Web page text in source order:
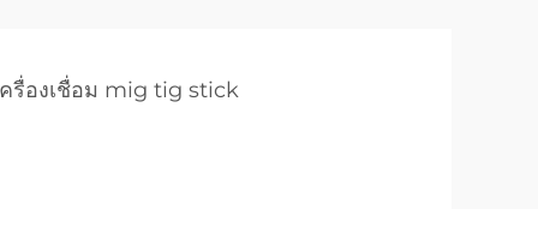
ครื่องเชื่อม mig tig stick